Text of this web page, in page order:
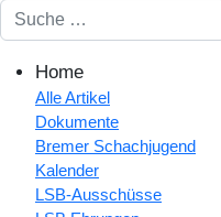
Suchen
Home
Alle Artikel
Dokumente
Bremer Schachjugend
Kalender
LSB-Ausschüsse